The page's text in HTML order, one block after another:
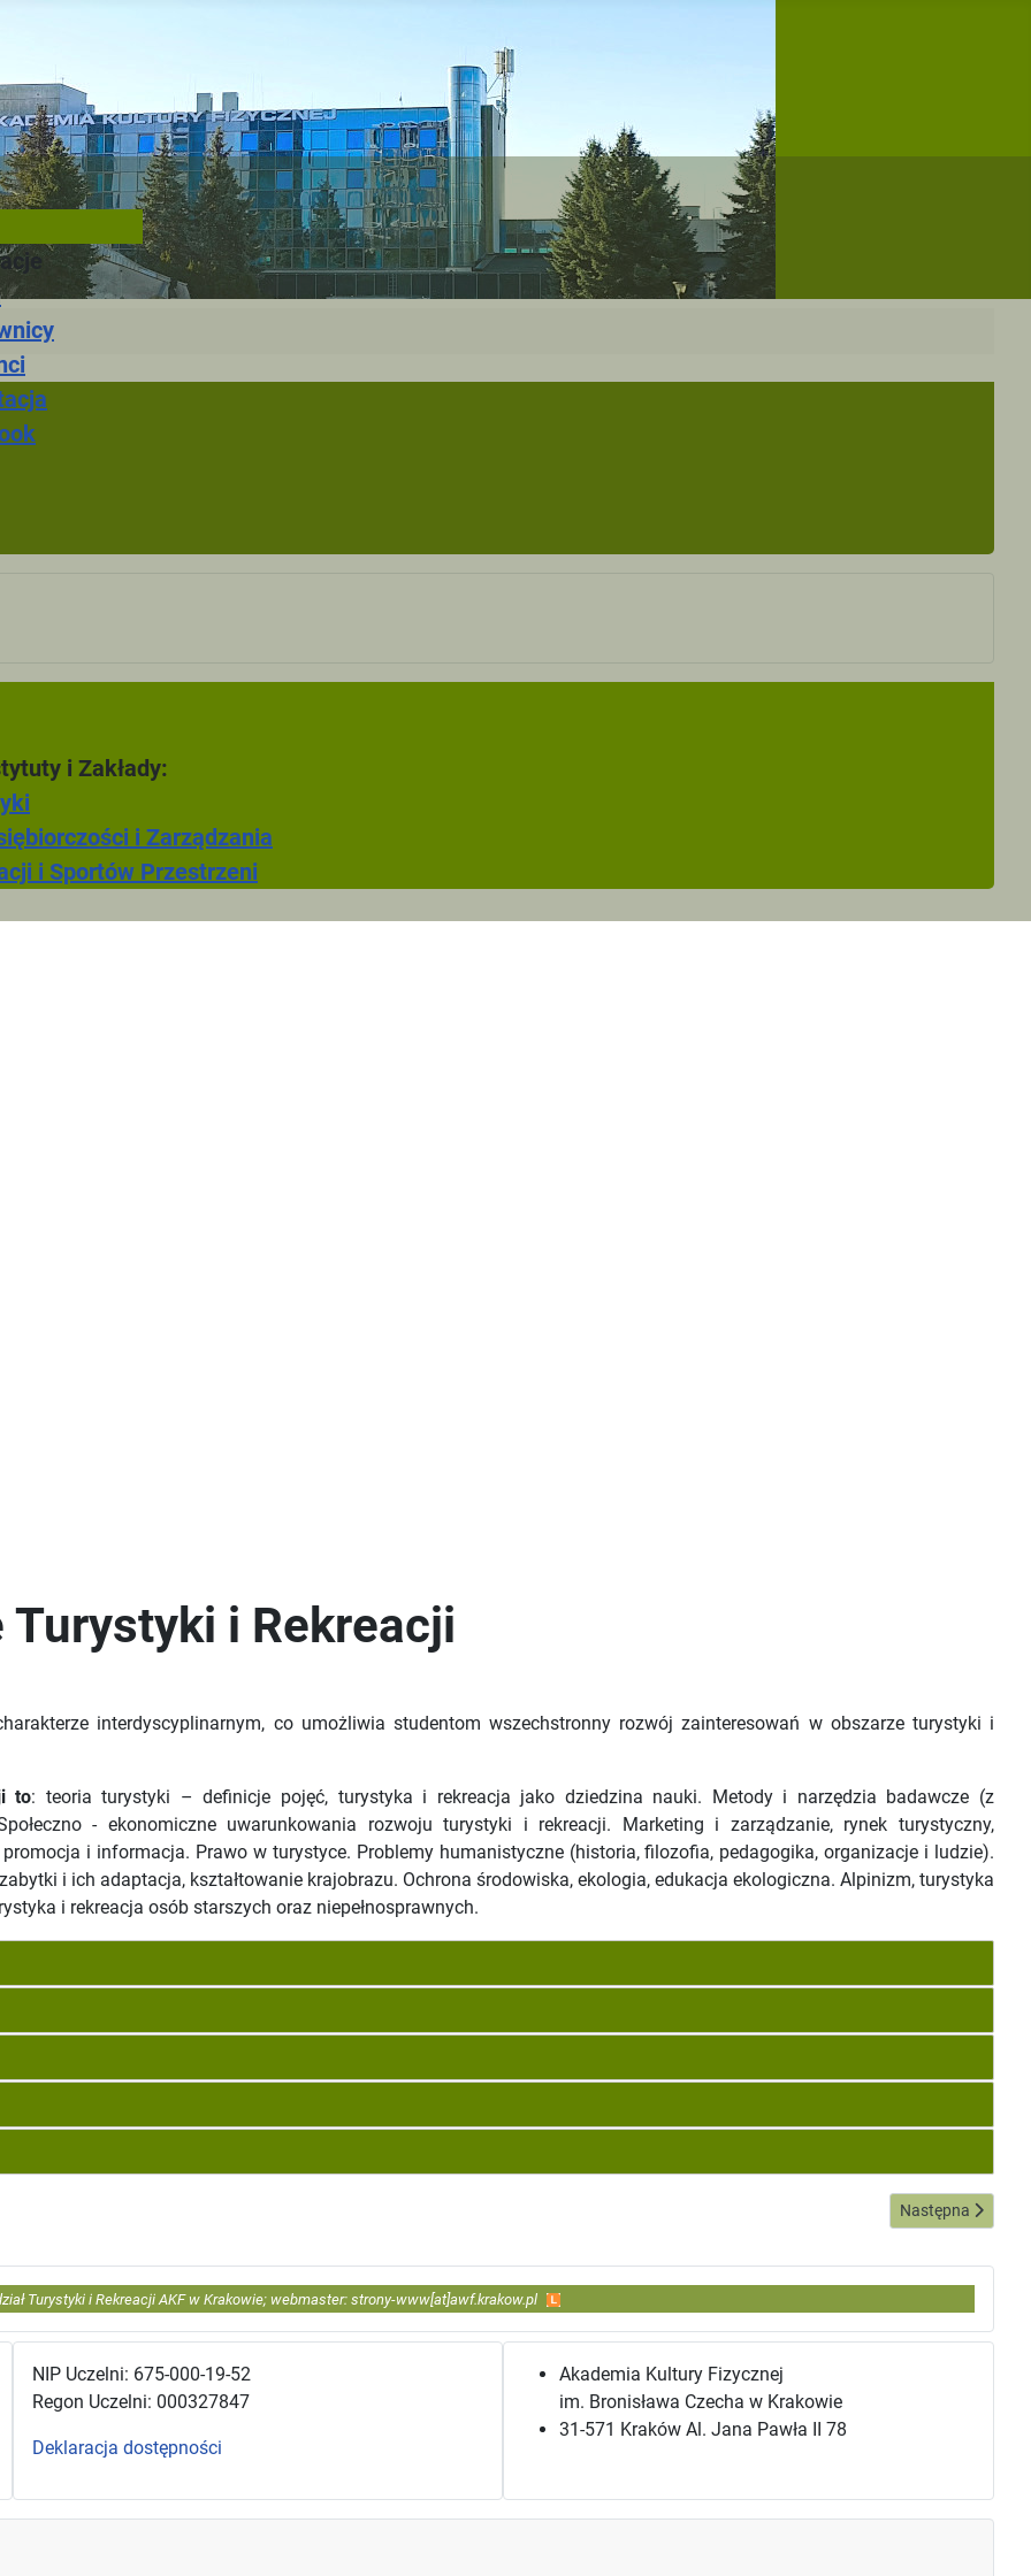
w
i Zakłady:
i Zarządzania
i Sportów Przestrzeni
i Rekreacji
interdyscyplinarnym, co umożliwia studentom wszechstronny rozwój zainteresowań w obszarze turystyki i
to: teoria turystyki – definicje pojęć, turystyka i rekreacja jako dziedzina nauki. Metody i narzędzia badawcze (z
- ekonomiczne uwarunkowania rozwoju turystyki i rekreacji. Marketing i zarządzanie, rynek turystyczny,
i informacja. Prawo w turystyce. Problemy humanistyczne (historia, filozofia, pedagogika, organizacje i ludzie).
i ich adaptacja, kształtowanie krajobrazu. Ochrona środowiska, ekologia, edukacja ekologiczna. Alpinizm, turystyka
i rekreacja osób starszych oraz niepełnosprawnych.
Następna strona:
Następna
Turystyki i Rekreacji AKF w Krakowie; webmaster: strony-www[at]awf.krakow.pl
NIP Uczelni: 675-000-19-52
Regon Uczelni: 000327847
Deklaracja dostępności
Akademia Kultury Fizycznej
im. Bronisława Czecha w Krakowie
31-571 Kraków Al. Jana Pawła II 78